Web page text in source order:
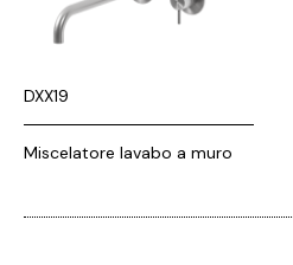
DXX19
Miscelatore lavabo a muro